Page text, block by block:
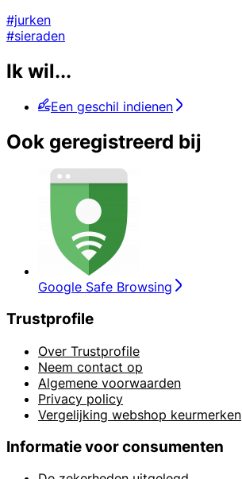
#jurken
#sieraden
Ik wil...
Een geschil indienen
Ook geregistreerd bij
Google Safe Browsing
Trustprofile
Over Trustprofile
Neem contact op
Algemene voorwaarden
Privacy policy
Vergelijking webshop keurmerken
Informatie voor consumenten